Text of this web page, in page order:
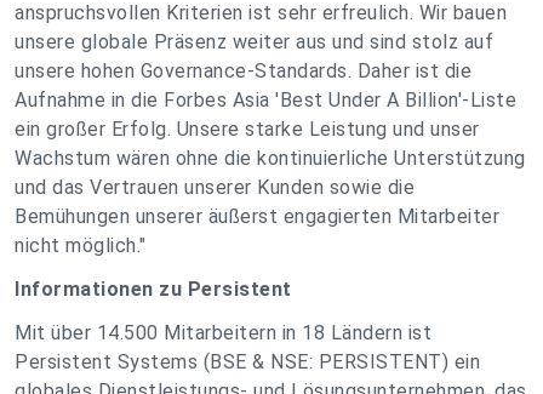
anspruchsvollen Kriterien ist sehr erfreulich. Wir bauen
unsere globale Präsenz weiter aus und sind stolz auf
unsere hohen Governance-Standards. Daher ist die
Aufnahme in die Forbes Asia 'Best Under A Billion'-Liste
ein großer Erfolg. Unsere starke Leistung und unser
Wachstum wären ohne die kontinuierliche Unterstützung
und das Vertrauen unserer Kunden sowie die
Bemühungen unserer äußerst engagierten Mitarbeiter
nicht möglich."
Informationen zu Persistent
Mit über 14.500 Mitarbeitern in 18 Ländern ist
Persistent Systems (BSE & NSE: PERSISTENT) ein